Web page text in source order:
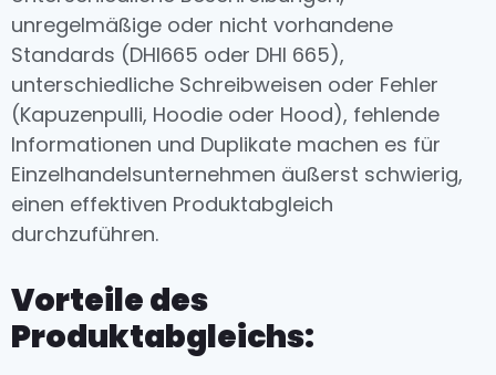
unregelmäßige oder nicht vorhandene
Standards (DHI665 oder DHI 665),
unterschiedliche Schreibweisen oder Fehler
(Kapuzenpulli, Hoodie oder Hood), fehlende
Informationen und Duplikate machen es für
Einzelhandelsunternehmen äußerst schwierig,
einen effektiven Produktabgleich
durchzuführen.
Vorteile des
Produktabgleichs: